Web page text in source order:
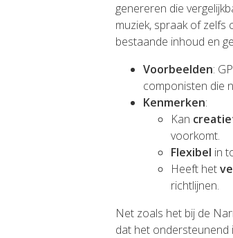
genereren die
muziek, spraak of zelfs
bestaande inhoud en
Voorbeelden:
componisten die
Kenmerken:
Kan
voorkomt.
Flexibel in
Heeft het
richtlijnen.
Net zoals het bij de
dat het ondersteunend